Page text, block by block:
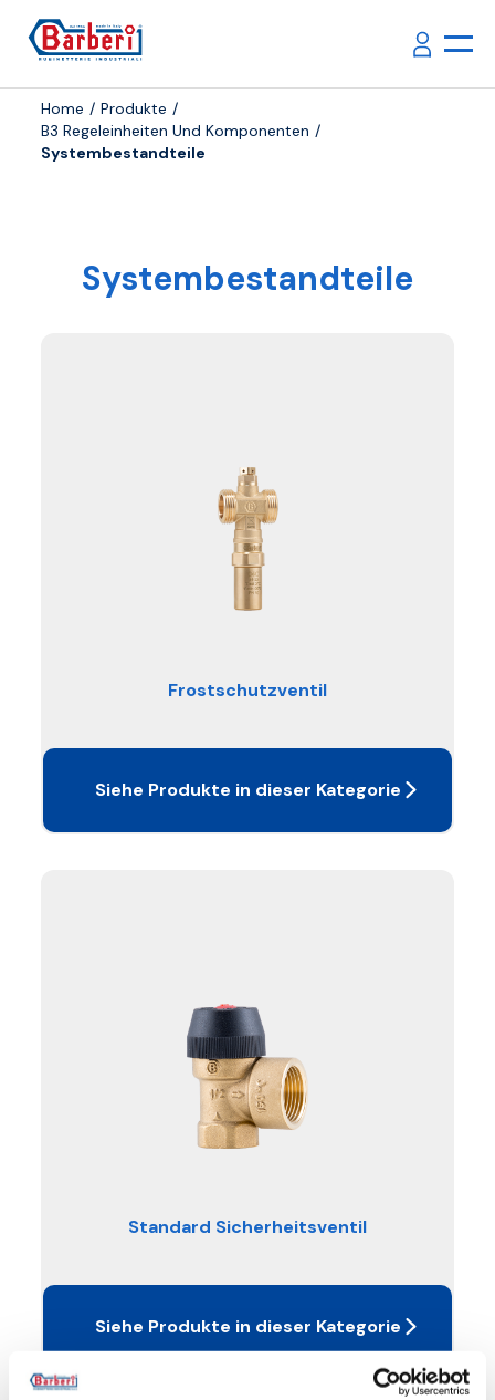
Home
Produkte
B3 Regeleinheiten Und Komponenten
Systembestandteile
Systembestandteile
Frostschutzventil
Siehe Produkte in dieser Kategorie
Standard Sicherheitsventil
Siehe Produkte in dieser Kategorie